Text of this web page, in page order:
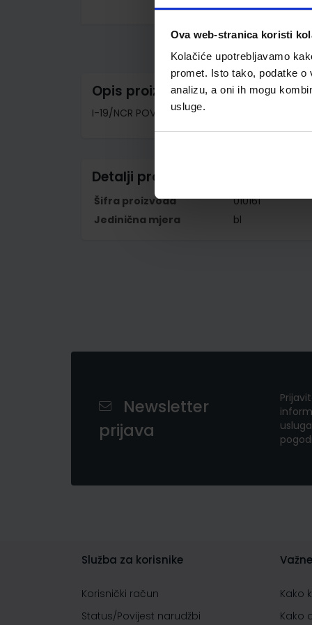
Ova web-stranica koristi
Kolačiće upotrebljavamo
promet. Isto tako, podatke
analizu, a oni ih mogu
usluge.
gallery
Opis proizvoda
I-19/NCR POVRATNICA; Blok 3 x 50 listova, 21 x
Detalji proizvoda
Šifra proizvoda
010161
Jedinična mjera
bl
Newsletter
prijava
Služba za korisnike
Korisnički račun
Status/Povijest narudžbi
Kako
Kako